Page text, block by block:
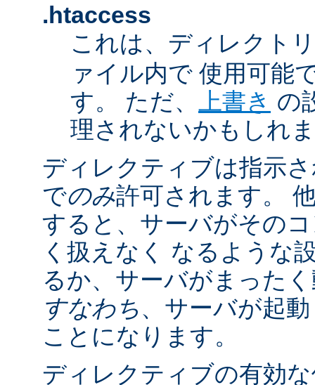
.htaccess
これは、ディレクトリ
ァイル内で 使用可能
す。 ただ、
上書き の
理されないかもしれ
ディレクティブは指示
でのみ許可されます。
すると、サーバがその
く扱えなく なるような
るか、サーバがまった
すなわち、サーバが起
ことになります。
ディレクティブの有効